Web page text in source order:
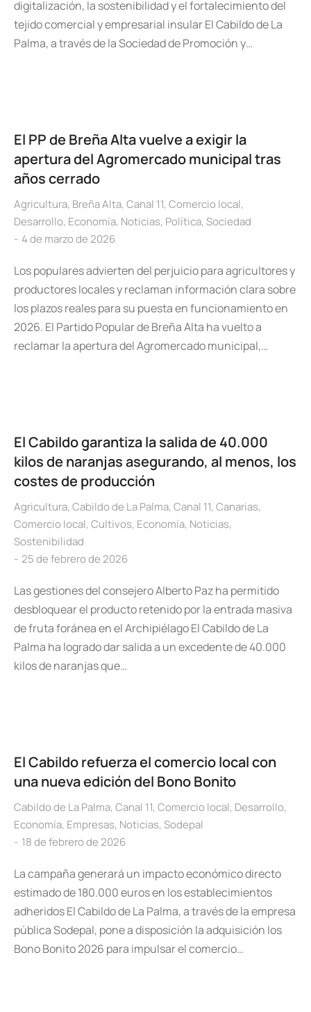
digitalización, la sostenibilidad y el fortalecimiento del
tejido comercial y empresarial insular El Cabildo de La
Palma, a través de la Sociedad de Promoción y…
El PP de Breña Alta vuelve a exigir la
apertura del Agromercado municipal tras
años cerrado
Agricultura, Breña Alta, Canal 11, Comercio local,
Desarrollo, Economía, Noticias, Política, Sociedad
4 de marzo de 2026
Los populares advierten del perjuicio para agricultores y
productores locales y reclaman información clara sobre
los plazos reales para su puesta en funcionamiento en
2026. El Partido Popular de Breña Alta ha vuelto a
reclamar la apertura del Agromercado municipal,…
El Cabildo garantiza la salida de 40.000
kilos de naranjas asegurando, al menos, los
costes de producción
Agricultura, Cabildo de La Palma, Canal 11, Canarias,
Comercio local, Cultivos, Economía, Noticias,
Sostenibilidad
25 de febrero de 2026
Las gestiones del consejero Alberto Paz ha permitido
desbloquear el producto retenido por la entrada masiva
de fruta foránea en el Archipiélago El Cabildo de La
Palma ha logrado dar salida a un excedente de 40.000
kilos de naranjas que…
El Cabildo refuerza el comercio local con
una nueva edición del Bono Bonito
Cabildo de La Palma, Canal 11, Comercio local, Desarrollo,
Economía, Empresas, Noticias, Sodepal
18 de febrero de 2026
La campaña generará un impacto económico directo
estimado de 180.000 euros en los establecimientos
adheridos El Cabildo de La Palma, a través de la empresa
pública Sodepal, pone a disposición la adquisición los
Bono Bonito 2026 para impulsar el comercio…